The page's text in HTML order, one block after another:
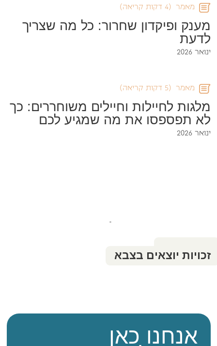
מאמר (4 דקות קריאה)
מענק ופיקדון שחרור: כל מה שצריך
לדעת
ינואר 2026
מאמר (5 דקות קריאה)
מלגות לחיילות וחיילים משוחררים: כך
לא תפספסו את מה שמגיע לכם
ינואר 2026
משרתים
זכויות יוצאים בצבא
אנחנו כאן